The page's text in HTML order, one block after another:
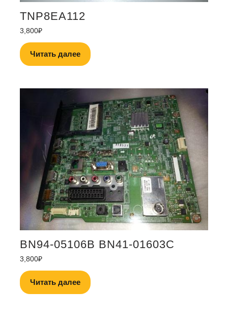
TNP8EA112
3,800₽
Читать далее
BN94-05106B BN41-01603C
3,800₽
Читать далее